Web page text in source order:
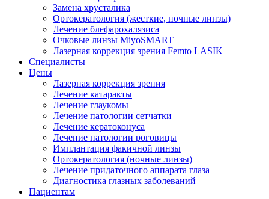
Замена хрусталика
Ортокератология (жесткие, ночные линзы)
Лечение блефарохалязиса
Очковые линзы MiyoSMART
Лазерная коррекция зрения Femto LASIK
Специалисты
Цены
Лазерная коррекция зрения
Лечение катаракты
Лечение глаукомы
Лечение патологии сетчатки
Лечение кератоконуса
Лечение патологии роговицы
Имплантация факичной линзы
Ортокератология (ночные линзы)
Лечение придаточного аппарата глаза
Диагностика глазных заболеваний
Пациентам